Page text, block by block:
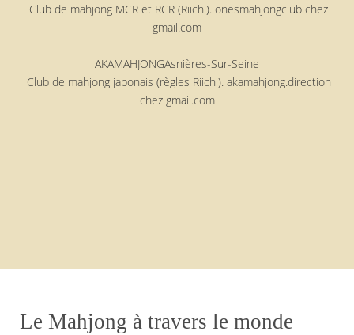
Club de mahjong MCR et RCR (Riichi). onesmahjongclub chez
gmail.com
AKAMAHJONGAsnières-Sur-Seine
Club de mahjong japonais (règles Riichi). akamahjong.direction
chez gmail.com
Le Mahjong à travers le monde